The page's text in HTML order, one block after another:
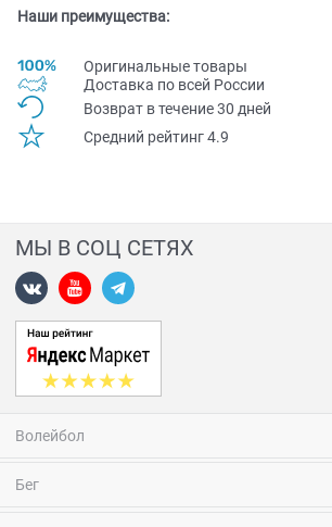
Наши преимущества:
Оригинальные товары
Доставка по всей Pоссии
Возврат в течение 30 дней
Средний рейтинг 4.9
МЫ В СОЦ СЕТЯХ
Волейбол
Бег